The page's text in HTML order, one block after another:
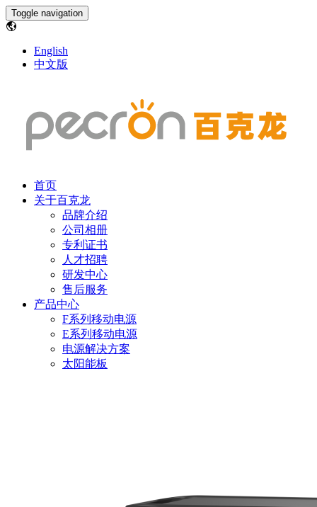
Toggle navigation
English
中文版
首页
关于百克龙
品牌介绍
公司相册
专利证书
人才招聘
研发中心
售后服务
产品中心
F系列移动电源
E系列移动电源
电源解决方案
太阳能板